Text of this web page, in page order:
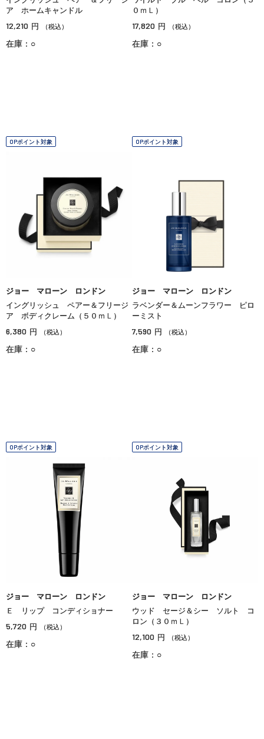
ア ホームキャンドル
12,210 円 （税込）
在庫：○
０ｍＬ）
17,820 円 （税込）
在庫：○
OPポイント対象
ジョー マローン ロンドン
イングリッシュ ペアー＆フリージ
ア ボディクレーム（５０ｍＬ）
6,380 円 （税込）
在庫：○
OPポイント対象
ジョー マローン ロンドン
ラベンダー＆ムーンフラワー ピロ
ーミスト
7,590 円 （税込）
在庫：○
OPポイント対象
ジョー マローン ロンドン
Ｅ リップ コンディショナー
5,720 円 （税込）
在庫：○
OPポイント対象
ジョー マローン ロンドン
ウッド セージ＆シー ソルト コ
ロン（３０ｍＬ）
12,100 円 （税込）
在庫：○